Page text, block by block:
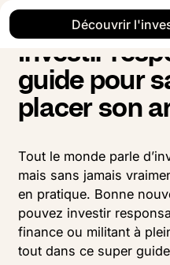
Button
Découvrir
Blog Investissement
Investir
guide pour
placer son
Tout le monde parle
mais sans jamais
en pratique. Bonne
pouvez investir
finance ou militant à
tout dans ce super
Button
Découvrir